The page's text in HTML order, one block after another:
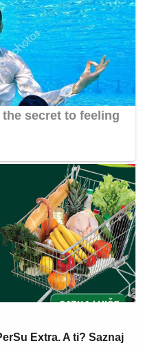
Extra. A ti? Saznaj